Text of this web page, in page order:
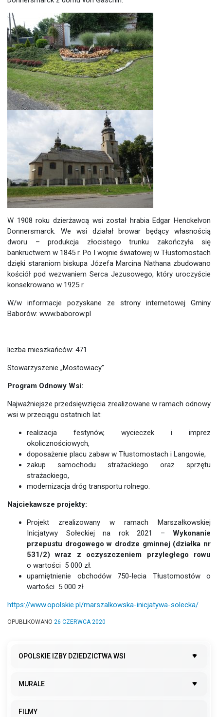
W 1908 roku dzierżawcą wsi został hrabia Edgar Henckelvon
Donnersmarck. We wsi działał browar będący własnością
dworu – produkcja złocistego trunku zakończyła się
bankructwem w 1845 r. Po I wojnie światowej w Tłustomostach
dzięki staraniom biskupa Józefa Marcina Nathana zbudowano
kościół pod wezwaniem Serca Jezusowego, który uroczyście
konsekrowano w 1925 r.
W/w informacje pozyskane ze strony internetowej Gminy
Baborów: www.baborow.pl
liczba mieszkańców: 471
Stowarzyszenie „Mostowiacy”
Program Odnowy Wsi:
Najważniejsze przedsięwzięcia zrealizowane w ramach odnowy
wsi w przeciągu ostatnich lat:
realizacja festynów, wycieczek i imprez
okolicznościowych,
doposażenie placu zabaw w Tłustomostach i Langowie,
zakup samochodu strażackiego oraz sprzętu
strażackiego,
modernizacja dróg transportu rolnego.
Najciekawsze projekty:
Projekt zrealizowany w ramach Marszałkowskiej
Inicjatywy Sołeckiej na rok 2021 – Wykonanie
przepustu drogowego w drodze gminnej (działka nr
531/2) wraz z oczyszczeniem przyległego rowu
o wartości 5 000 zł.
upamiętnienie obchodów 750-lecia Tłustomostów o
wartości 5 000 zł
https://www.opolskie.pl/marszalkowska-inicjatywa-solecka/
OPUBLIKOWANO 26 CZERWCA 2020
OPOLSKIE IZBY DZIEDZICTWA WSI
MURALE
FILMY